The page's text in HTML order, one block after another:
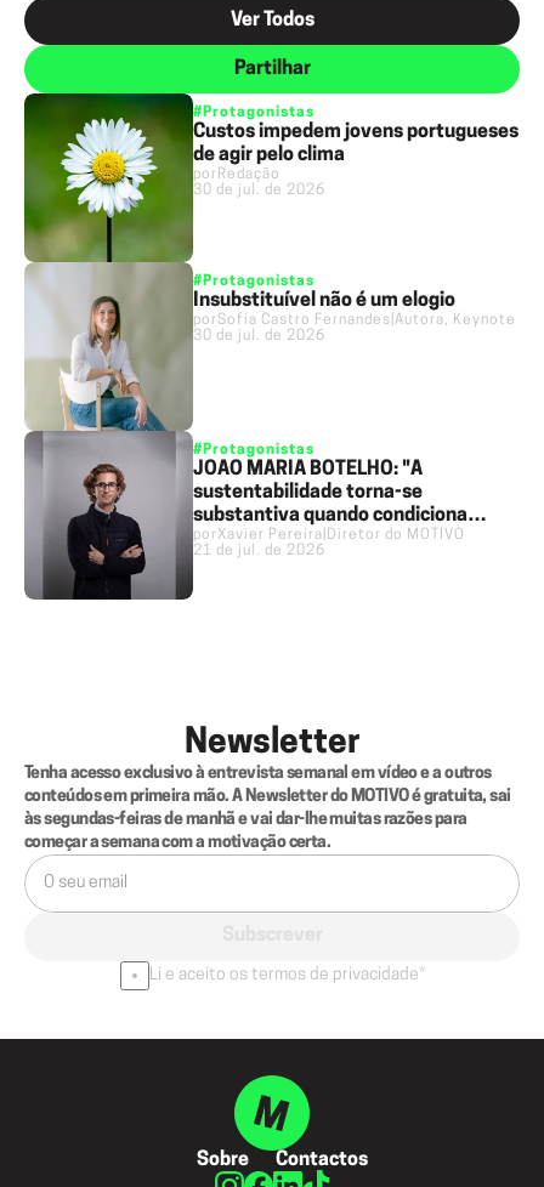
Ver Todos
Partilhar
#Protagonistas
Custos impedem jovens portugueses
de agir pelo clima
por Redação
30 de jul. de 2026
#Protagonistas
Insubstituível não é um elogio
porSofia Castro Fernandes Autora, Keynote
30 de jul. de 2026
#Protagonistas
JOÃO MARIA BOTELHO: "A
sustentabilidade torna-se
substantiva quando condiciona
decisões concretas"
porXavier Pereira Diretor do MOTIVO
21 de jul. de 2026
Newsletter
Tenha acesso exclusivo à entrevista semanal em vídeo e a outros
conteúdos em primeira mão. A Newsletter do MOTIVO é gratuita, sai
às segundas-feiras de manhã e vai dar-lhe muitas razões para
começar a semana com a motivação certa.
Li e aceito os termos de privacidade*
Sobre Contactos